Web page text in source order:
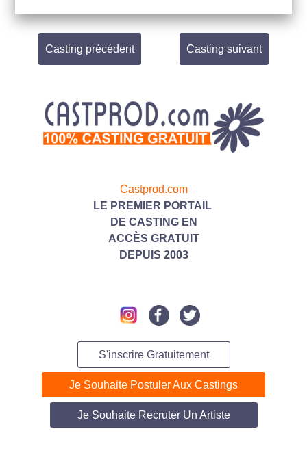
Casting précédent Casting suivant
Castprod.com
LE PREMIER PORTAIL
DE CASTING EN
ACC ÈS GRATUIT
DEPUIS 2003
S'inscrire Gratuitement
Je Souhaite Postuler Aux Castings
Je Souhaite Recruter Un Artiste